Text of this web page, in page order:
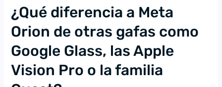
¿Qué diferencia a Meta
Orion de otras gafas como
Google Glass, las Apple
Vision Pro o la familia